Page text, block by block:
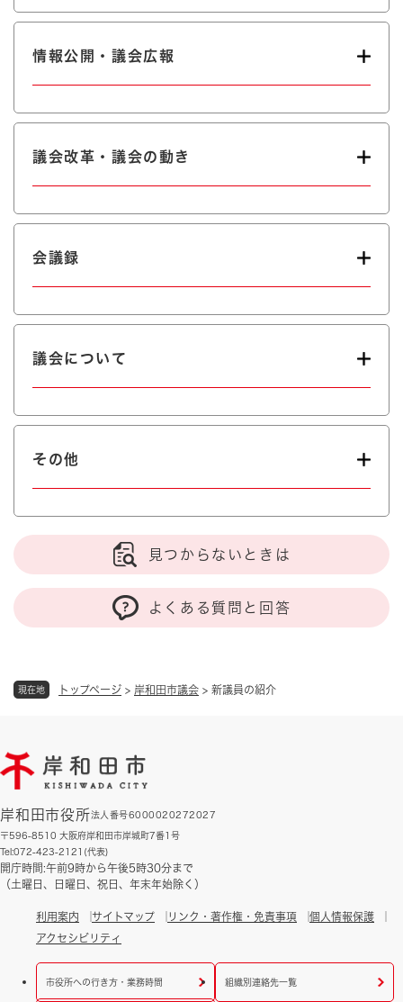
現在地 トップページ > 岸和田市議会 > 新議員の紹介
情報公開・議会広報
議会改革・議会の動き
会議録
議会について
その他
見つからないときは
よくある質問と回答
岸和田市役所法人番号6000020272027
〒596-8510 大阪府岸和田市岸城町7番1号
Tel:072-423-2121(代表)
開庁時間:午前9時から午後5時30分まで
（土曜日、日曜日、祝日、年末年始除く）
利用案内 サイトマップ リンク・著作権・免責事項
個人情報保護
アクセシビリティ
市役所への行き方・業務時間 組織別連絡先一覧